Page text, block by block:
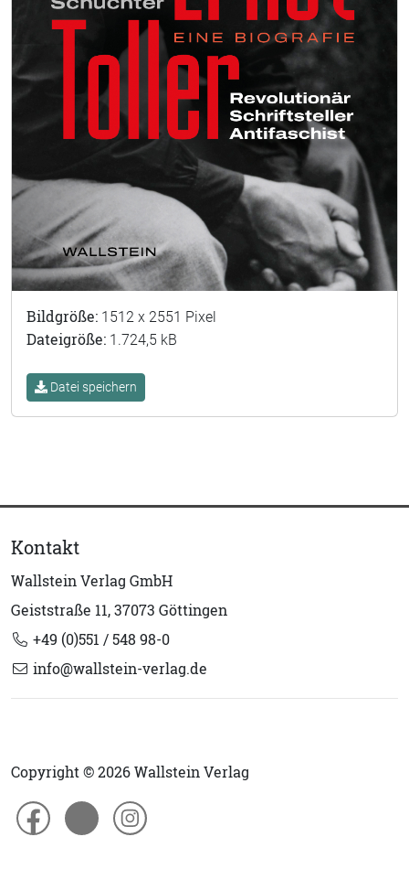
Bildgröße: 1512 x 2551 Pixel
Dateigröße: 1.724,5 kB
Datei speichern
Kontakt
Wallstein Verlag GmbH
Geiststraße 11, 37073 Göttingen
+49 (0)551 / 548 98-0
info@wallstein-verlag.de
Copyright © 2026 Wallstein Verlag